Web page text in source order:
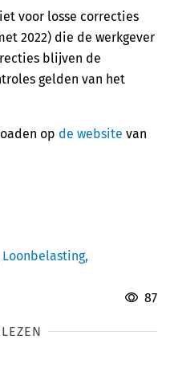
voor losse correcties
2022) die de werkgever
blijven de
gelden van het
op de website van
Loonbelasting,
87